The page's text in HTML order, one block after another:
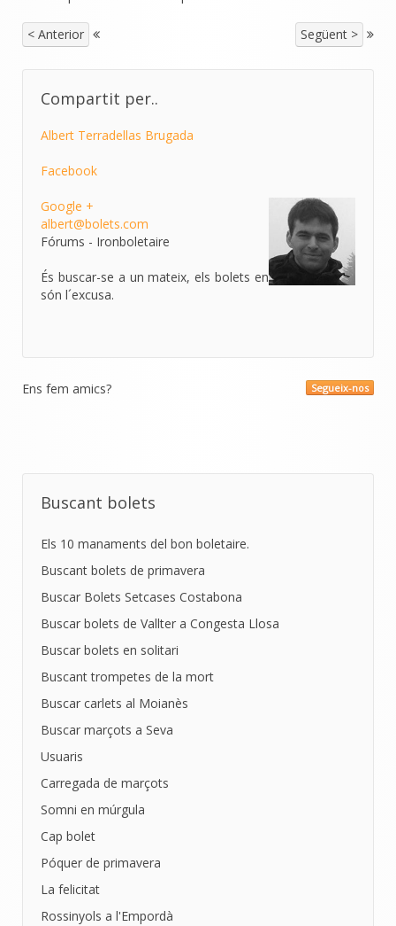
< Anterior Següent >
Compartit per..
Albert Terradellas Brugada
Facebook
Google +
albert@bolets.com
Fórums - Ironboletaire
És buscar-se a un mateix, els bolets en
són l´excusa.
Segueix-nos
Ens fem amics?
Buscant bolets
Els 10 manaments del bon boletaire.
Buscant bolets de primavera
Buscar Bolets Setcases Costabona
Buscar bolets de Vallter a Congesta Llosa
Buscar bolets en solitari
Buscant trompetes de la mort
Buscar carlets al Moianès
Buscar marçots a Seva
Usuaris
Carregada de marçots
Somni en múrgula
Cap bolet
Póquer de primavera
La felicitat
Rossinyols a l'Empordà